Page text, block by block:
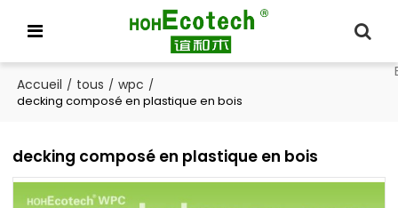
Accueil / tous / wpc /
decking composé en plastique en bois
decking composé en plastique en bois